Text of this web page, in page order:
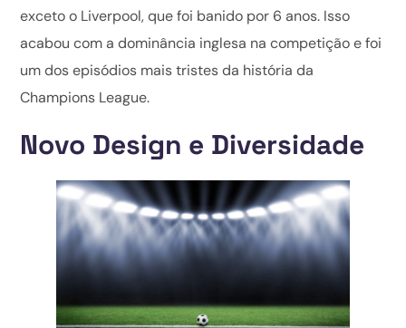
exceto o Liverpool, que foi banido por 6 anos. Isso
acabou com a dominância inglesa na competição e foi
um dos episódios mais tristes da história da
Champions League.
Novo Design e Diversidade